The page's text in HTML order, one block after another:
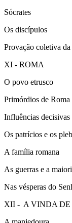
Sócrates
Os discípulos
Provação coletiva
XI - ROMA
O povo etrusco
Primórdios de Roma
Influências decisivas
Os patrícios e os
A família romana
As guerras e a
Nas vésperas do
XII - A VINDA DE